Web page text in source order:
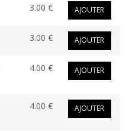
3.00 € AJOUTER
3.00 € AJOUTER
4.00 € AJOUTER
4.00 € AJOUTER